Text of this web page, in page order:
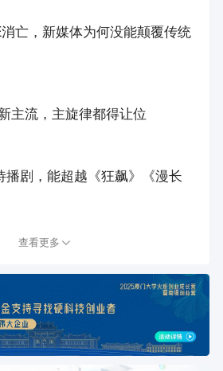
亡，新媒体为何没能颠覆传统
主流，主旋律都得让位
剧，能超越《狂飙》《漫长
查看更多